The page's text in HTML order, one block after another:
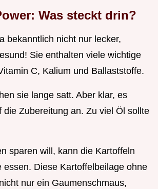
Was steckt drin?
bekanntlich nicht nur lecker,
Sie enthalten viele wichtige
C, Kalium und Ballaststoffe.
sie lange satt. Aber klar, es
die Zubereitung an. Zu viel Öl sollte
sparen will, kann die Kartoffeln
essen. Diese Kartoffelbeilage ohne
nur ein Gaumenschmaus,